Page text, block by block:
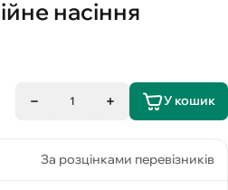
насіння
1 У кошик
За розцінками перевізників